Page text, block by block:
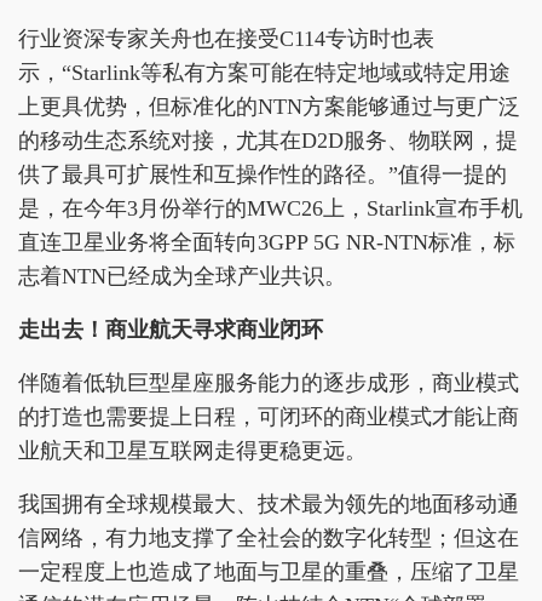
行业资深专家关舟也在接受C114专访时也表
示，“Starlink等私有方案可能在特定地域或特定用途
上更具优势，但标准化的NTN方案能够通过与更广泛
的移动生态系统对接，尤其在D2D服务、物联网，提
供了最具可扩展性和互操作性的路径。”值得一提的
是，在今年3月份举行的MWC26上，Starlink宣布手机
直连卫星业务将全面转向3GPP 5G NR-NTN标准，标
志着NTN已经成为全球产业共识。
走出去！商业航天寻求商业闭环
伴随着低轨巨型星座服务能力的逐步成形，商业模式
的打造也需要提上日程，可闭环的商业模式才能让商
业航天和卫星互联网走得更稳更远。
我国拥有全球规模最大、技术最为领先的地面移动通
信网络，有力地支撑了全社会的数字化转型；但这在
一定程度上也造成了地面与卫星的重叠，压缩了卫星